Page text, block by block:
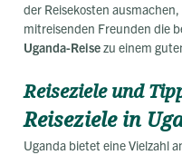
der Reisekosten
mitreisenden Freunden die
Uganda-Reisezu einem
Reiseziele und
Reiseziele in
Uganda bietet eine Vielzahl